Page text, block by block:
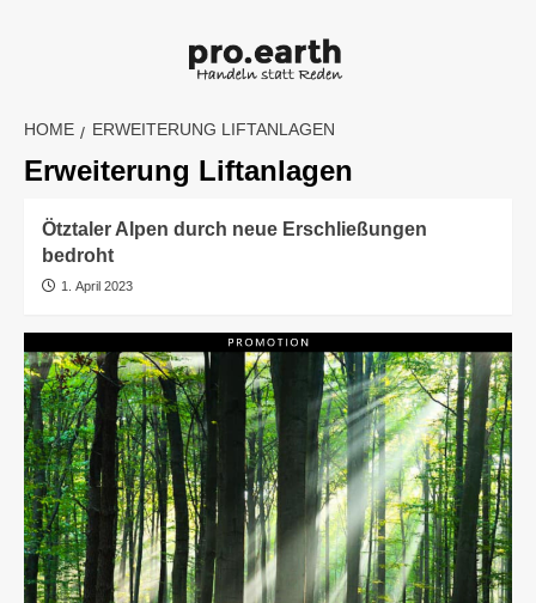
HOME ERWEITERUNG LIFTANLAGEN
Erweiterung Liftanlagen
Ötztaler Alpen durch neue Erschließungen
bedroht
1. April 2023